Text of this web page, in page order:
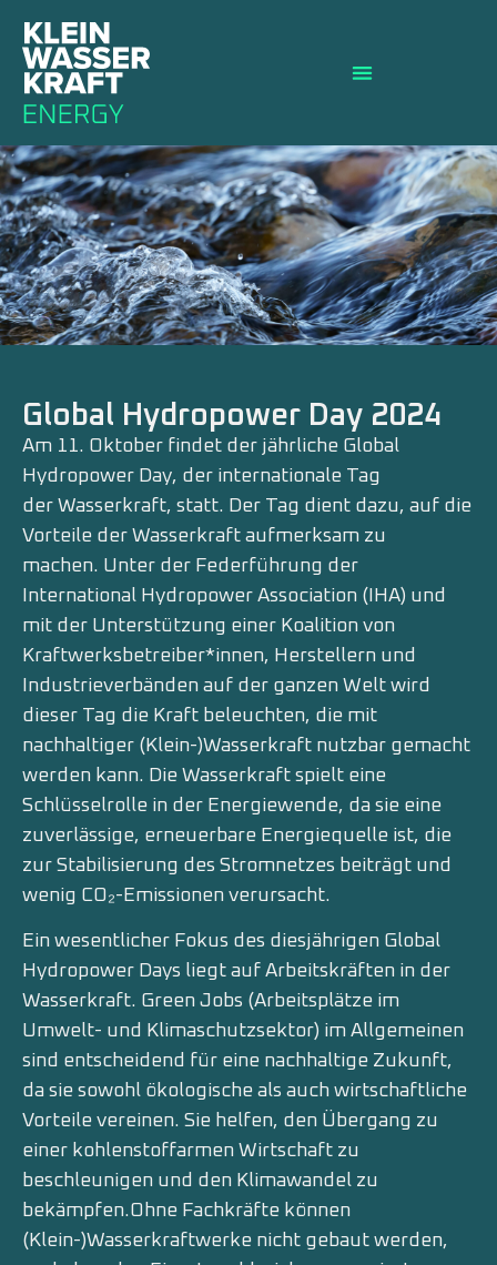
Global Hydropower Day 2024
Am 11. Oktober findet der jährliche Global
Hydropower Day, der internationale Tag
der Wasserkraft, statt. Der Tag dient dazu, auf die
Vorteile der Wasserkraft aufmerksam zu
machen. Unter der Federführung der
International Hydropower Association (IHA) und
mit der Unterstützung einer Koalition von
Kraftwerksbetreiber*innen, Herstellern und
Industrieverbänden auf der ganzen Welt wird
dieser Tag die Kraft beleuchten, die mit
nachhaltiger (Klein-)Wasserkraft nutzbar gemacht
werden kann. Die Wasserkraft spielt eine
Schlüsselrolle in der Energiewende, da sie eine
zuverlässige, erneuerbare Energiequelle ist, die
zur Stabilisierung des Stromnetzes beiträgt und
wenig CO₂-Emissionen verursacht.
Ein wesentlicher Fokus des diesjährigen Global
Hydropower Days liegt auf Arbeitskräften in der
Wasserkraft. Green Jobs (Arbeitsplätze im
Umwelt- und Klimaschutzsektor) im Allgemeinen
sind entscheidend für eine nachhaltige Zukunft,
da sie sowohl ökologische als auch wirtschaftliche
Vorteile vereinen. Sie helfen, den Übergang zu
einer kohlenstoffarmen Wirtschaft zu
beschleunigen und den Klimawandel zu
bekämpfen.Ohne Fachkräfte können
(Klein-)Wasserkraftwerke nicht gebaut werden,